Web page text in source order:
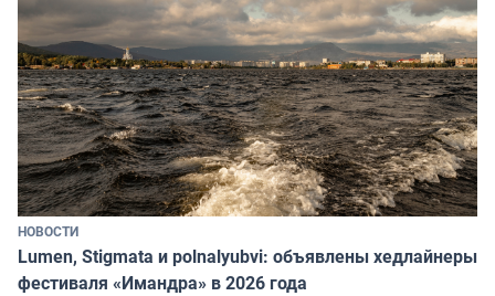
НОВОСТИ
Lumen, Stigmata и polnalyubvi: объявлены хедлайнеры
фестиваля «Имандра» в 2026 года